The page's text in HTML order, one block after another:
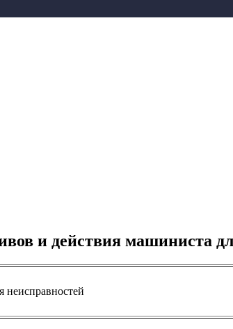
и действия машиниста
неисправностей